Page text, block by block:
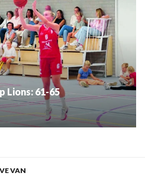
Lions: 61-65
VAN